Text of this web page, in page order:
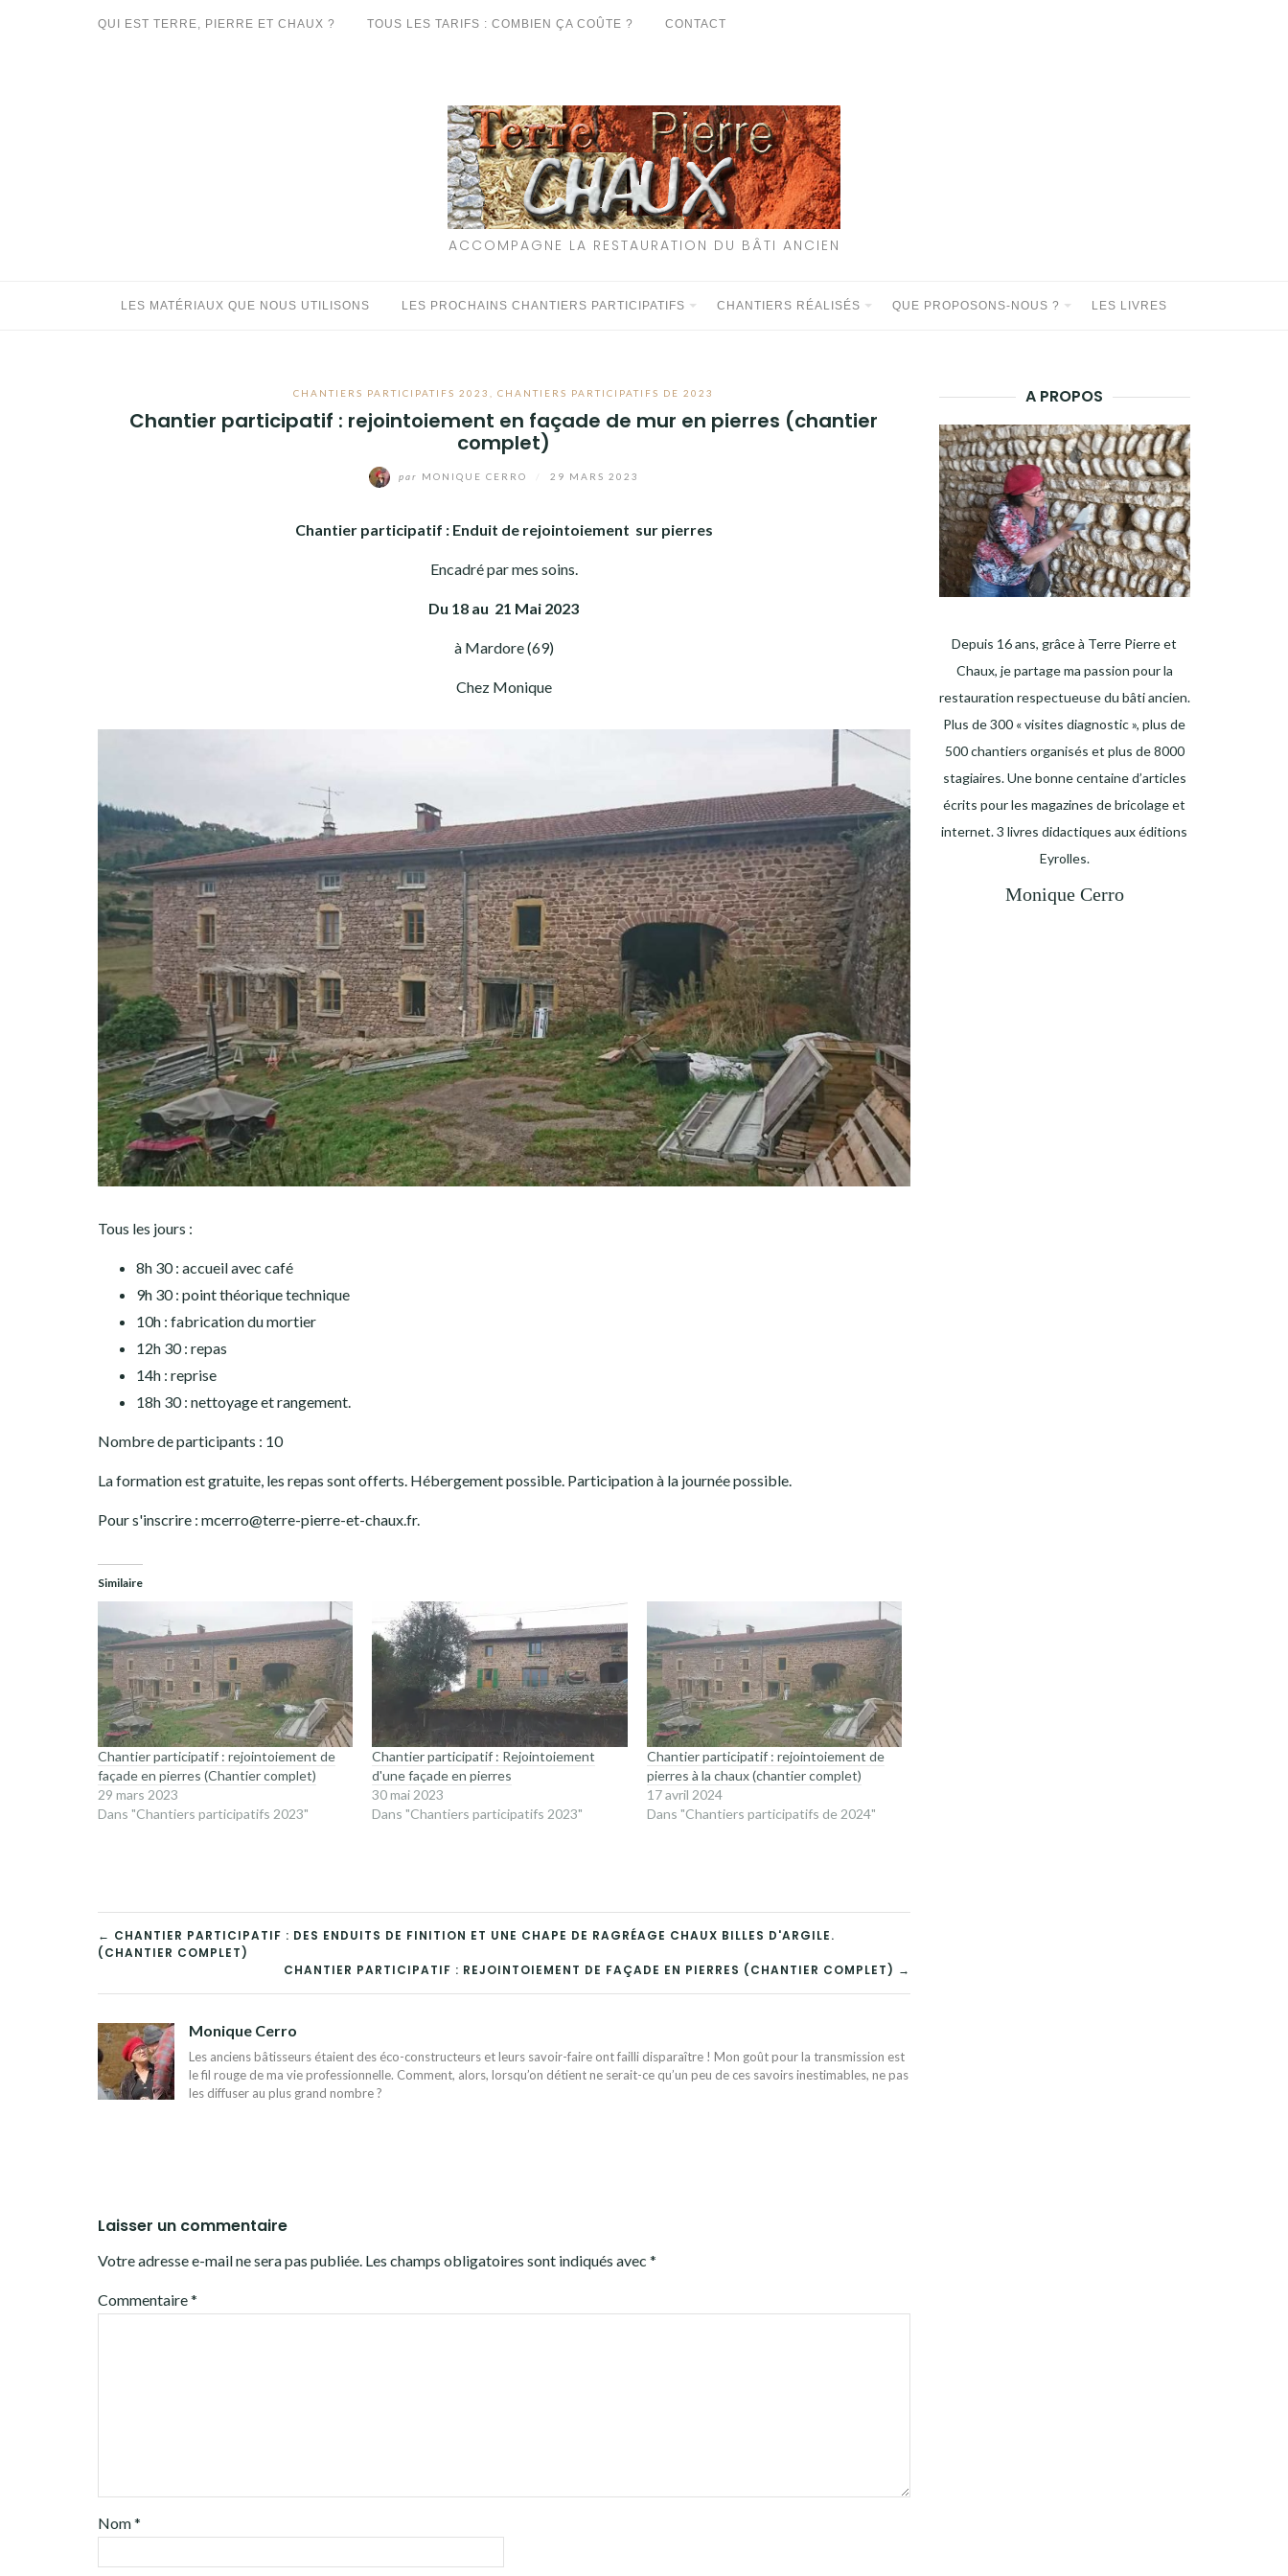
QUI EST TERRE, PIERRE ET CHAUX ? TOUS LES TARIFS : COMBIEN ÇA COÛTE ? CONTACT
ACCOMPAGNE LA RESTAURATION DU BÂTI ANCIEN
LES MATÉRIAUX QUE NOUS UTILISONS LES PROCHAINS CHANTIERS PARTICIPATIFS CHANTIERS RÉALISÉS QUE PROPOSONS-NOUS ? LES LIVRES
CHANTIERS PARTICIPATIFS 2023 ,CHANTIERS PARTICIPATIFS DE 2023
Chantier participatif : rejointoiement en façade de mur en pierres (chantier
complet)
par MONIQUE CERRO 29 MARS 2023
Chantier participatif : Enduit de rejointoiement sur pierres
Encadré par mes soins.
Du 18 au 21 Mai 2023
à Mardore (69)
Chez Monique
Tous les jours :
8h 30 : accueil avec café
9h 30 : point théorique technique
10h : fabrication du mortier
12h 30 : repas
14h : reprise
18h 30 : nettoyage et rangement.
Nombre de participants : 10
La formation est gratuite, les repas sont offerts. Hébergement possible. Participation à la journée possible.
Pour s'inscrire : mcerro@terre-pierre-et-chaux.fr.
Similaire
Chantier participatif : rejointoiement de
façade en pierres (Chantier complet)
29 mars 2023
Dans "Chantiers participatifs 2023"
Chantier participatif : Rejointoiement
d'une façade en pierres
30 mai 2023
Dans "Chantiers participatifs 2023"
Chantier participatif : rejointoiement de
pierres à la chaux (chantier complet)
17 avril 2024
Dans "Chantiers participatifs de 2024"
NAVIGATION
DE
L’ARTICLE
← CHANTIER PARTICIPATIF : DES ENDUITS DE FINITION ET UNE CHAPE DE RAGRÉAGE CHAUX BILLES D'ARGILE.
(CHANTIER COMPLET)
CHANTIER PARTICIPATIF : REJOINTOIEMENT DE FAÇADE EN PIERRES (CHANTIER COMPLET) →
Monique Cerro
Les anciens bâtisseurs étaient des éco-constructeurs et leurs savoir-faire ont failli disparaître ! Mon goût pour la transmission est
le fil rouge de ma vie professionnelle. Comment, alors, lorsqu’on détient ne serait-ce qu’un peu de ces savoirs inestimables, ne pas
les diffuser au plus grand nombre ?
Laisser un commentaire
Votre adresse e-mail ne sera pas publiée. Les champs obligatoires sont indiqués avec *
Commentaire*
Nom*
A PROPOS
Depuis 16 ans, grâce à Terre Pierre et
Chaux, je partage ma passion pour la
restauration respectueuse du bâti ancien.
Plus de 300 « visites diagnostic », plus de
500 chantiers organisés et plus de 8000
stagiaires. Une bonne centaine d’articles
écrits pour les magazines de bricolage et
internet. 3 livres didactiques aux éditions
Eyrolles.
Monique Cerro